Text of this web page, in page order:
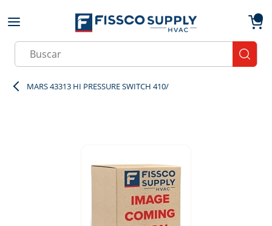
Skip to main content
Site Search
MARS 43313 HI PRESSURE SWITCH 410/